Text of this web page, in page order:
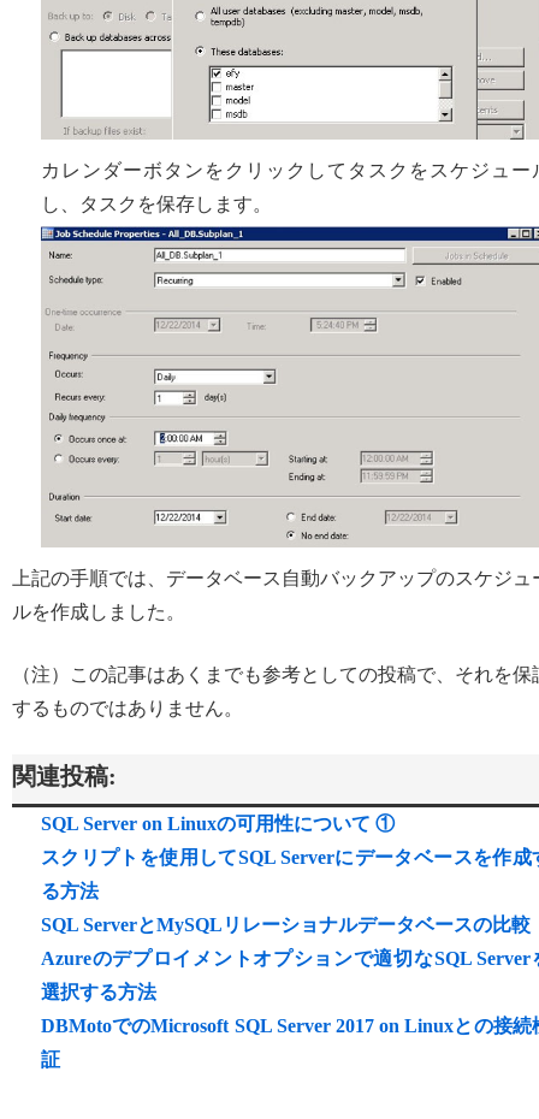
カレンダーボタンをクリックしてタスクをスケジュー
し、タスクを保存します。
上記の手順では、データベース自動バックアップのスケジュ
ルを作成しました。
（注）この記事はあくまでも参考としての投稿で、それを保
するものではありません。
関連投稿:
SQL Server on Linuxの可用性について ①
スクリプトを使用してSQL Serverにデータベースを作成
る方法
SQL ServerとMySQLリレーショナルデータベースの比較
Azureのデプロイメントオプションで適切なSQL Server
選択する方法
DBMotoでのMicrosoft SQL Server 2017 on Linuxとの接続
証